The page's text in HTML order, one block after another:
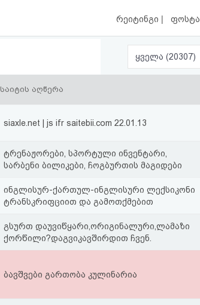
რეიტინგი | ფოსტა
ყველა (20307)
საიტის აღწერა
siaxle.net | js ifr saitebii.com 22.01.13
ტრენაჟორები, სპორტული ინვენტარი,
სარბენი ბილიკები, ჩოგბურთის მაგიდები
ინგლისურ-ქართულ-ინგლისური ლექსიკონი
ტრანსკრიფციით და გამოთქმებით
გსურთ დაუვიწყარი,ორიგინალური,ლამაზი
ქორწილი?დაგვიკავშირდით ჩვენ.
ბავშვები გართობა კულინარია